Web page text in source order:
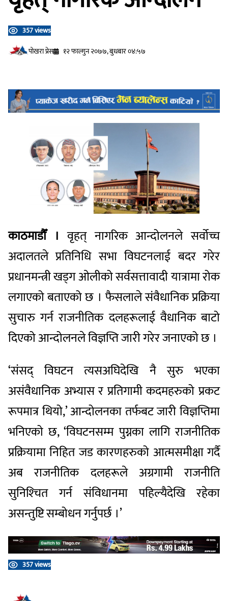
357 views
प‍ोखरा प्रेस
१२ फाल्गुन २०७७, बुधबार ०४:५७
काठमाडौँ ।वृहत् नागरिक आन्दोलनले सर्वोच्च
अदालतले प्रतिनिधि सभा विघटनलाई बदर गरेर
प्रधानमन्त्री खड्ग ओलीको सर्वसत्तावादी यात्रामा रोक
लगाएको बताएको छ । फैसलाले संवैधानिक प्रक्रिया
सुचारु गर्न राजनीतिक दलहरूलाई वैधानिक बाटो
दिएको आन्दोलनले विज्ञप्ति जारी गरेर जनाएको छ ।
‘संसद् विघटन त्यसअघिदेखि नै सुरु भएका
असंवैधानिक अभ्यास र प्रतिगामी कदमहरुको प्रकट
रूपमात्र थियो,’ आन्दोलनका तर्फबट जारी विज्ञप्तिमा
भनिएको छ, ‘विघटनसम्म पुग्नका लागि राजनीतिक
प्रक्रियामा निहित जड कारणहरुको आत्मसमीक्षा गर्दै
अब राजनीतिक दलहरूले अग्रगामी राजनीति
सुनिश्‍चित गर्न संविधानमा पहिल्यैदेखि रहेका
असन्तुष्टि सम्बोधन गर्नुपर्छ ।’
357 views